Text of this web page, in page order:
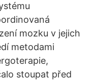
mozku v jejich
metodami
stoupat před